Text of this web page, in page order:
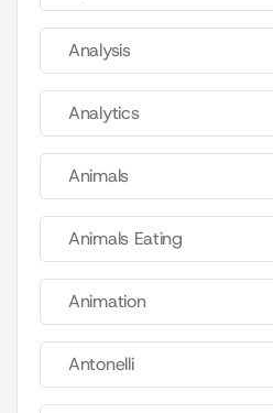
Analysis
Analytics
Animals
Animals Eating
Animation
Antonelli